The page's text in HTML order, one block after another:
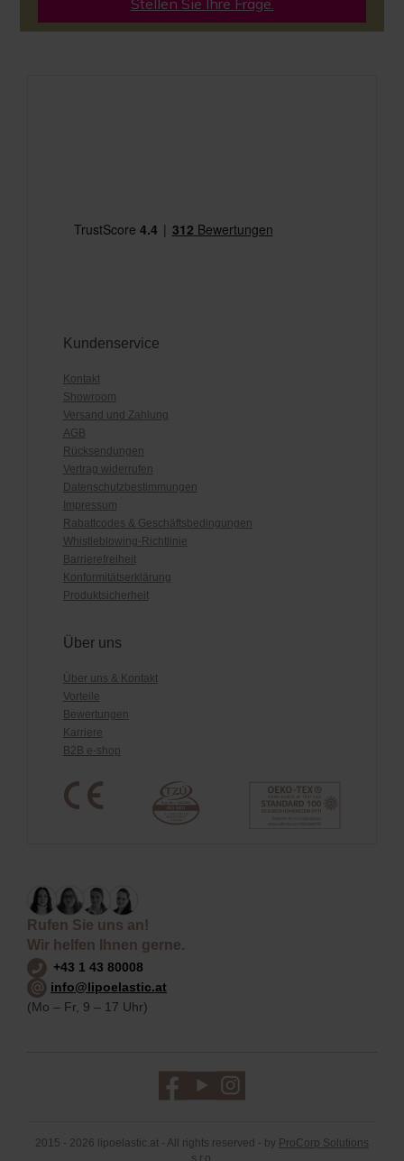
Kundenservice
Kontakt
Showroom
Versand und Zahlung
AGB
Rücksendungen
Vertrag widerrufen
Datenschutzbestimmungen
Impressum
Rabattcodes & Geschäftsbedingungen
Whistleblowing-Richtlinie
Barrierefreiheit
Konformitätserklärung
Produktsicherheit
Über uns
Über uns & Kontakt
Vorteile
Bewertungen
Karriere
B2B e-shop
Rufen Sie uns an!
Wir helfen Ihnen gerne.
+43 1 43 80008
info@lipoelastic.at
(Mo – Fr, 9 – 17 Uhr)
2015 - 2026 lipoelastic.at - All rights reserved - by ProCorp Solutions
s.r.o.